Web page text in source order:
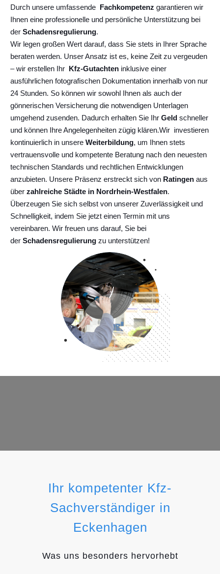
Durch unsere umfassende Fachkompetenz garantieren wir
Ihnen eine professionelle und persönliche Unterstützung bei
der Schadensregulierung.
Wir legen großen Wert darauf, dass Sie stets in Ihrer Sprache
beraten werden. Unser Ansatz ist es, keine Zeit zu vergeuden
– wir erstellen Ihr Kfz-Gutachten inklusive einer
ausführlichen fotografischen Dokumentation innerhalb von nur
24 Stunden. So können wir sowohl Ihnen als auch der
gönnerischen Versicherung die notwendigen Unterlagen
umgehend zusenden. Dadurch erhalten Sie Ihr Geld schneller
und können Ihre Angelegenheiten zügig klären.Wir investieren
kontinuierlich in unsere Weiterbildung, um Ihnen stets
vertrauensvolle und kompetente Beratung nach den neuesten
technischen Standards und rechtlichen Entwicklungen
anzubieten. Unsere Präsenz erstreckt sich von Ratingen aus
über zahlreiche Städte in Nordrhein-Westfalen.
Überzeugen Sie sich selbst von unserer Zuverlässigkeit und
Schnelligkeit, indem Sie jetzt einen Termin mit uns
vereinbaren. Wir freuen uns darauf, Sie bei
der Schadensregulierung zu unterstützen!
Ihr kompetenter Kfz-
Sachverständiger in
Eckenhagen
Was uns besonders hervorhebt